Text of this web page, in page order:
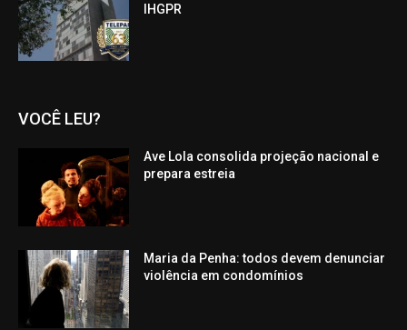
IHGPR
VOCÊ LEU?
Ave Lola consolida projeção nacional e
prepara estreia
Maria da Penha: todos devem denunciar
violência em condomínios